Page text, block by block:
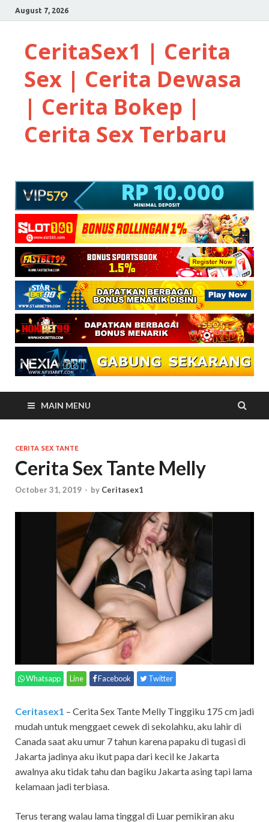
August 7, 2026
CeritaSex1 | Cerita
Sex | Cerita Dewasa
| Cerita Bokep |
Cerita Sex Terbaru
MAIN MENU
CERITA SEX TANTE
Cerita Sex Tante Melly
October 31, 2019 - by Ceritasex1
Whatsapp Line Facebook Twitter
Ceritasex1 – Cerita Sex Tante Melly Tinggiku 175 cm jadi
mudah untuk menggaet cewek di sekolahku, aku lahir di
Canada saat aku umur 7 tahun karena papaku di tugasi di
Jakarta jadinya aku ikut papa dari kecil ke Jakarta
awalnya aku tidak tahu dan bagiku Jakarta asing tapi lama
kelamaan jadi terbiasa.
Terus terang walau lama tinggal di Luar pemikiran aku